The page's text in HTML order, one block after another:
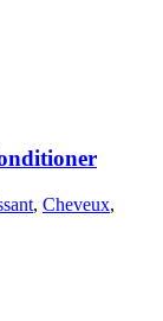
, Cheveux,